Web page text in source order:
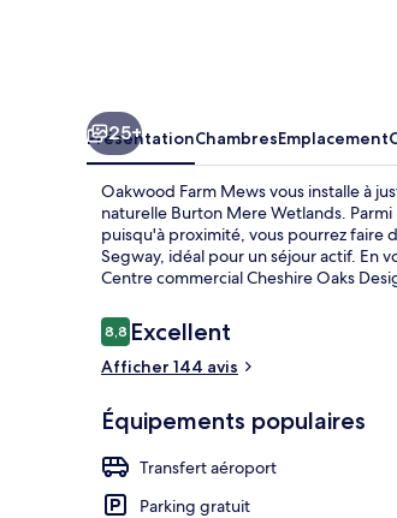
25+
PrésentationChambresEmplacement
Oakwood Farm Mews vous installe à
naturelle Burton Mere Wetlands.
puisqu'à proximité, vous pourrez faire
Segway, idéal pour un séjour actif. En
Centre commercial Cheshire Oaks
Avis
voyageurs
8,88,8 sur 10
Excellent
Afficher 144 avis
Équipements populaires
Transfert aéroport
Parking gratuit